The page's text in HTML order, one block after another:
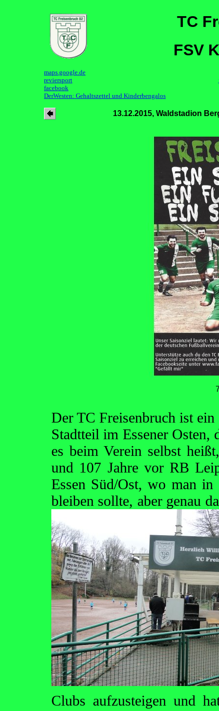
TC
FSV
maps.google.de
reviersport
facebook
DerWesten: Gehaltszettel und Kinderbengalos
13.12.2015, Waldstadion
Der TC Freisenbruch ist
Stadtteil im Essener Osten,
es beim Verein selbst
und 107 Jahre vor RB
Essen Süd/Ost, wo man in
bleiben sollte, aber genau
Clubs aufzusteigen und